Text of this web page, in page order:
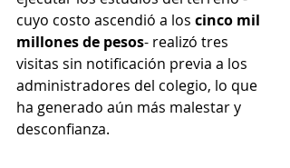
cuyo costo ascendió a los cinco mil
millones de pesos- realizó tres
visitas sin notificación previa a los
administradores del colegio, lo que
ha generado aún más malestar y
desconfianza.